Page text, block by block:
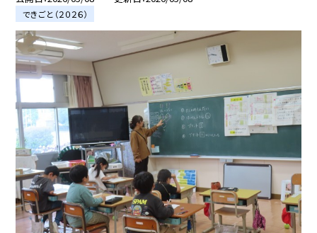
できごと（２０２６）